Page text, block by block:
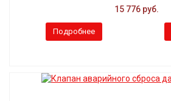
15 776 руб.
Подробнее